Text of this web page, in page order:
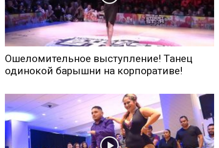
Ошеломительное выступление! Танец
одинокой барышни на корпоративе!